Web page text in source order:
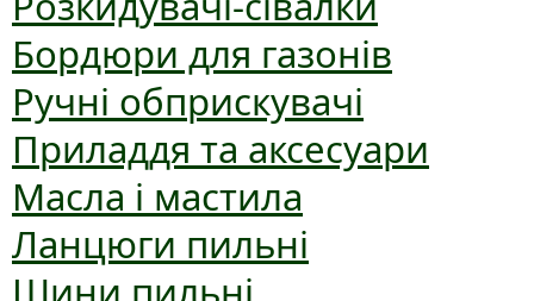
Бордюри для газонів
Ручні обприскувачі
Приладдя та аксесуари
Масла і мастила
Ланцюги пильні